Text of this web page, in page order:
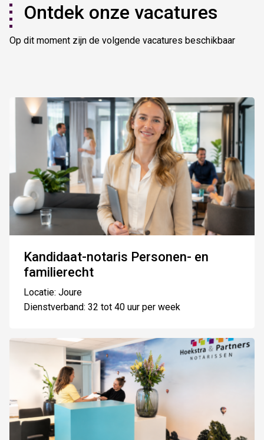
Ontdek onze vacatures
Op dit moment zijn de volgende vacatures beschikbaar
Kandidaat-notaris Personen- en
familierecht
Locatie: Joure
Dienstverband: 32 tot 40 uur per week